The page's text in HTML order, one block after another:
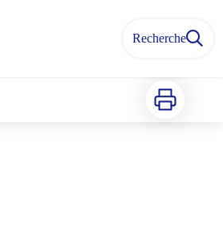
Recherche
Imprimer